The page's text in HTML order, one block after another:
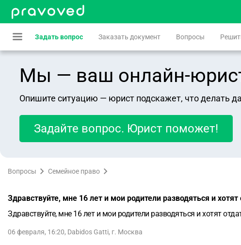
Задать вопрос Заказать документ Вопросы
Мы — ваш онлайн-юрист
Опишите ситуацию — юрист подскажет, что делать
Задайте вопрос. Юрист поможет!
Вопросы Семейное право
Здравствуйте, мне 16 лет и мои родители разводяться и
Здравствуйте, мне 16 лет и мои родители разводяться и хотят
06 февраля, 16:20, Dabidos Gatti, г. Москва